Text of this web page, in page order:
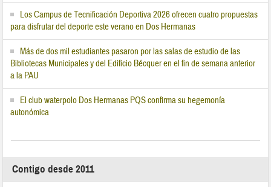
Los Campus de Tecnificación Deportiva 2026 ofrecen cuatro propuestas
para disfrutar del deporte este verano en Dos Hermanas
Más de dos mil estudiantes pasaron por las salas de estudio de las
Bibliotecas Municipales y del Edificio Bécquer en el fin de semana anterior
a la PAU
El club waterpolo Dos Hermanas PQS confirma su hegemonía
autonómica
Contigo desde 2011